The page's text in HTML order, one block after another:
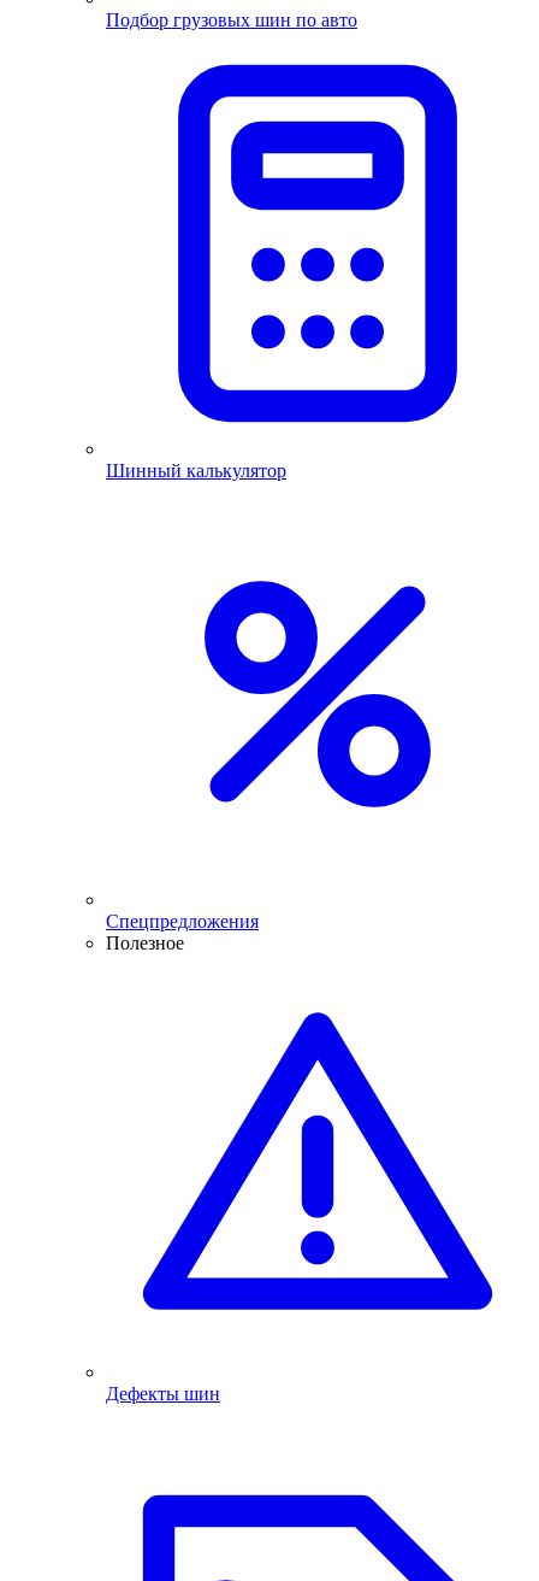
Подбор грузовых шин по авто
Шинный калькулятор
Спецпредложения
Полезное
Дефекты шин